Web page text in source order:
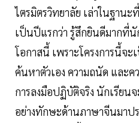
ไตรมิตรวิทยาลัย เล่าในฐานะ
เป็นปีแรกว่า รู้สึกยินดีมากที่นั
โอกาสนี้ เพราะโครงการนี้จ
ค้นหาตัวเอง ความถนัด และค
การลงมือปฏิบัติจริง นักเรียน
อย่างทักษะด้านภาษาจีนมาป